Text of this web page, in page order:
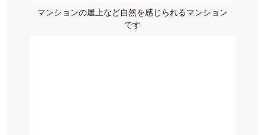
マンションの屋上など自然を感じられるマンション
です